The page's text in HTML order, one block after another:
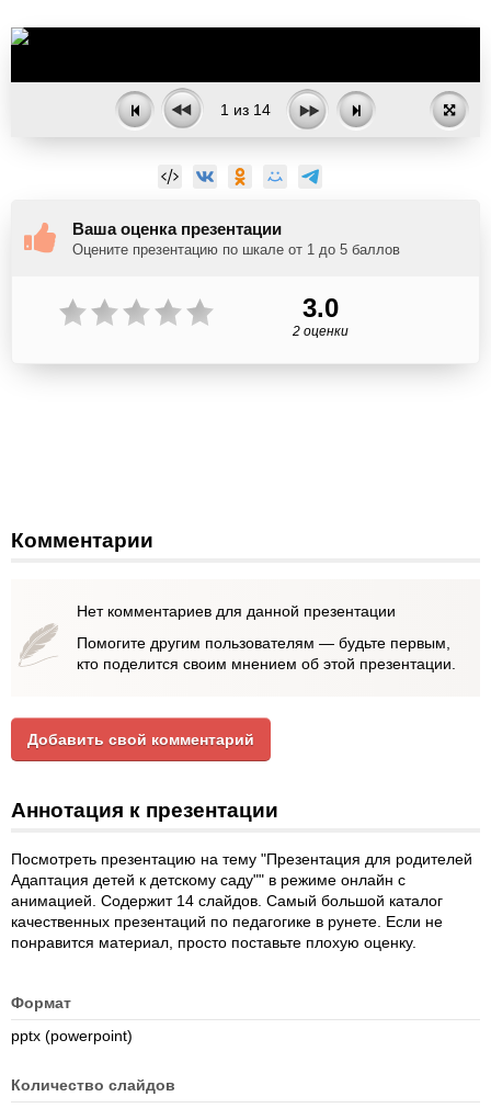
1 из 14
Ваша оценка презентации
Оцените презентацию по шкале от 1 до 5 баллов
3.0
2 оценки
Комментарии
Нет комментариев для данной презентации
Помогите другим пользователям — будьте первым,
кто поделится своим мнением об этой презентации.
Добавить свой комментарий
Аннотация к презентации
Посмотреть презентацию на тему "Презентация для родителей
Адаптация детей к детскому саду"" в режиме онлайн с
анимацией. Содержит 14 слайдов. Самый большой каталог
качественных презентаций по педагогике в рунете. Если не
понравится материал, просто поставьте плохую оценку.
Формат
pptx (powerpoint)
Количество слайдов